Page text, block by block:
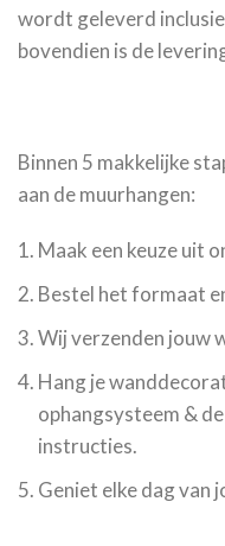
wordt geleverd
bovendien is de
Binnen 5 makkelijke
aan de muurhangen:
Maak een keuze uit
Bestel het formaat
Wij verzenden jouw
Hang je
ophangsysteem &
instructies.
Geniet elke dag van